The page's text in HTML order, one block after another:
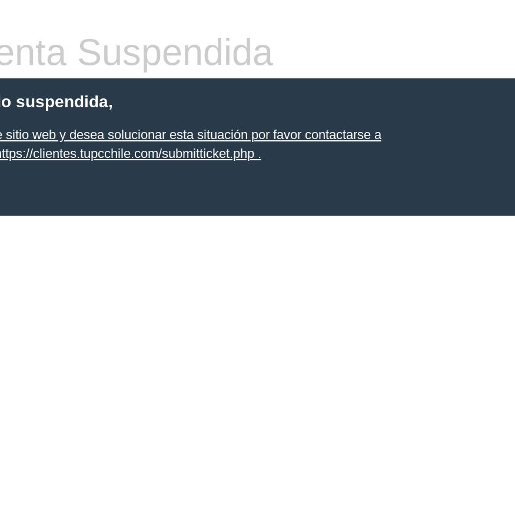
Suspendida
suspendida,
sitio web y desea solucionar esta situación por favor contactarse a
clientes.tupcchile.com/submitticket.php .